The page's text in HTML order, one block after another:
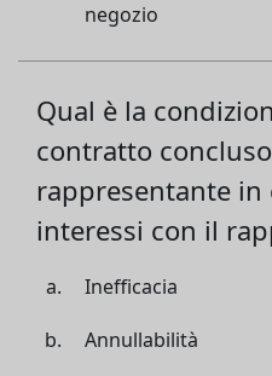
negozio
Qual è la
contratto
rappresentante
interessi con il
Inefficacia
Annullabilità